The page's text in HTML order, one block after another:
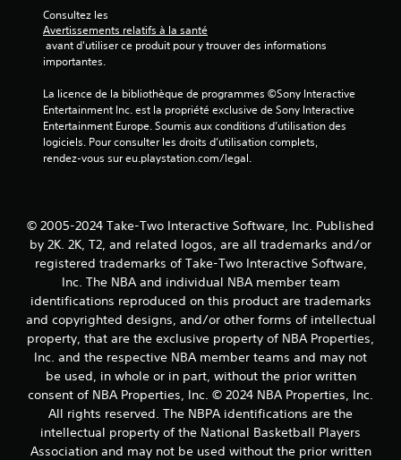
Consultez les
Avertissements relatifs à la santé
importantes.
La licence de la bibliothèque de programmes ©Sony Interactive
Entertainment Inc. est la propriété exclusive de Sony Interactive
Entertainment Europe. Soumis aux conditions d’utilisation des
logiciels. Pour consulter les droits d’utilisation complets,
rendez-vous sur eu.playstation.com/legal.
© 2005-2024 Take-Two Interactive Software, Inc. Published
by 2K. 2K, T2, and related logos, are all trademarks and/or
registered trademarks of Take-Two Interactive Software,
Inc. The NBA and individual NBA member team
identifications reproduced on this product are trademarks
and copyrighted designs, and/or other forms of intellectual
property, that are the exclusive property of NBA Properties,
Inc. and the respective NBA member teams and may not
be used, in whole or in part, without the prior written
consent of NBA Properties, Inc. © 2024 NBA Properties, Inc.
All rights reserved. The NBPA identifications are the
intellectual property of the National Basketball Players
Association and may not be used without the prior written